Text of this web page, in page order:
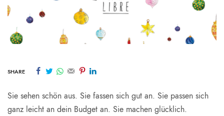
SHARE
Sie sehen schön aus. Sie fassen sich gut an. Sie passen sich
ganz leicht an dein Budget an. Sie machen glücklich.